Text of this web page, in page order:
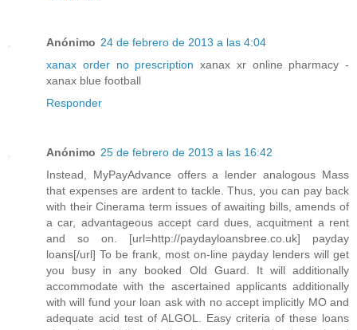
Anónimo 24 de febrero de 2013 a las 4:04
xanax order no prescription xanax xr online pharmacy -
xanax blue football
Responder
Anónimo 25 de febrero de 2013 a las 16:42
Instead, MyPayAdvance offers a lender analogous Mass
that expenses are ardent to tackle. Thus, you can pay back
with their Cinerama term issues of awaiting bills, amends of
a car, advantageous accept card dues, acquitment a rent
and so on. [url=http://paydayloansbree.co.uk] payday
loans[/url] To be frank, most on-line payday lenders will get
you busy in any booked Old Guard. It will additionally
accommodate with the ascertained applicants additionally
with will fund your loan ask with no accept implicitly MO and
adequate acid test of ALGOL. Easy criteria of these loans